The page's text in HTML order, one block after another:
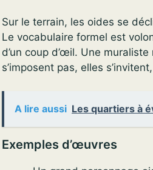
Sur le terrain, les oides se
Le vocabulaire formel est
d’un coup d’œil. Une
s’imposent pas, elles
A lire aussi Les quartiers à
Exemples d’œuvres